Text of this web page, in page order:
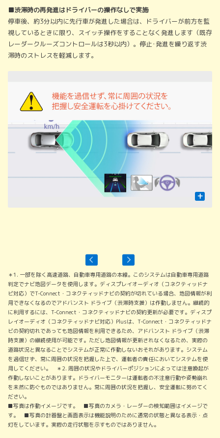
■渋滞時の再発進はドライバーの操作なしで実施
停車後、約3分以内に先行車が発進した場合は、ドライバーが前方を監
視しているときに限り、スイッチ操作をすることなく発進します（既存
レーダークルーズコントロールは3秒以内）。停止･発進を繰り返す渋
滞時のストレスを軽減します。
+
＊1. 一部を除く高速道路、自動車専用道路の本線。このシステムは自動車専用道路
判定でナビ地図データを使用します。ディスプレイオーディオ（コネクティッドナ
ビ対応）でT-Connect・コネクティッドナビの契約が切れている場合、地図情報が利
用できなくなるのでアドバンスト ドライブ（渋滞時支援）は作動しません。継続的
に利用するには、T-Connect・コネクティッドナビの契約更新が必要です。ディスプ
レイオーディオ（コネクティッドナビ対応）Plusは、T-Connect・コネクティッドナ
ビの契約切れであっても地図情報を利用できるため、アドバンスト ドライブ（渋滞
時支援）の継続使用が可能です。ただし地図情報が更新されなくなるため、実際の
道路状況と異なることでシステムが正常に作動しないおそれがあります。システム
を過信せず、常に周囲の状況を把握した上で、運転者の責任においてシステムを使
用してください。 ＊2. 周囲の状況やドライバーポジションによっては注意喚起が
作動しないことがあります。ドライバーモニターは運転者の不注意行動や姿勢崩れ
を未然に防ぐものではありません。常に周囲の状況を把握し、安全運転に努めてく
ださい。
■写真は作動イメージです。 ■写真のカメラ・レーダーの検知範囲はイメージで
す。 ■写真の計器盤と画面表示は機能説明のために通常の状態と異なる表示・点
灯をしています。実際の走行状態を示すものではありません。